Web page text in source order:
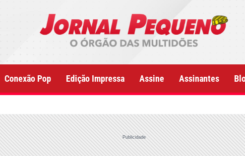
Conexão Pop Edição Impressa Assine Assinantes
Publicidade